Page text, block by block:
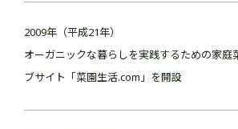
2009年（平成21年）
オーガニックな暮らしを実践するための家庭
ブサイト「菜園生活.com」を開設